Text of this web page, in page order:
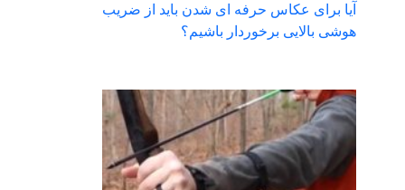
آیا برای عکاس حرفه ای شدن باید از ضریب
هوشی بالایی برخوردار باشیم؟